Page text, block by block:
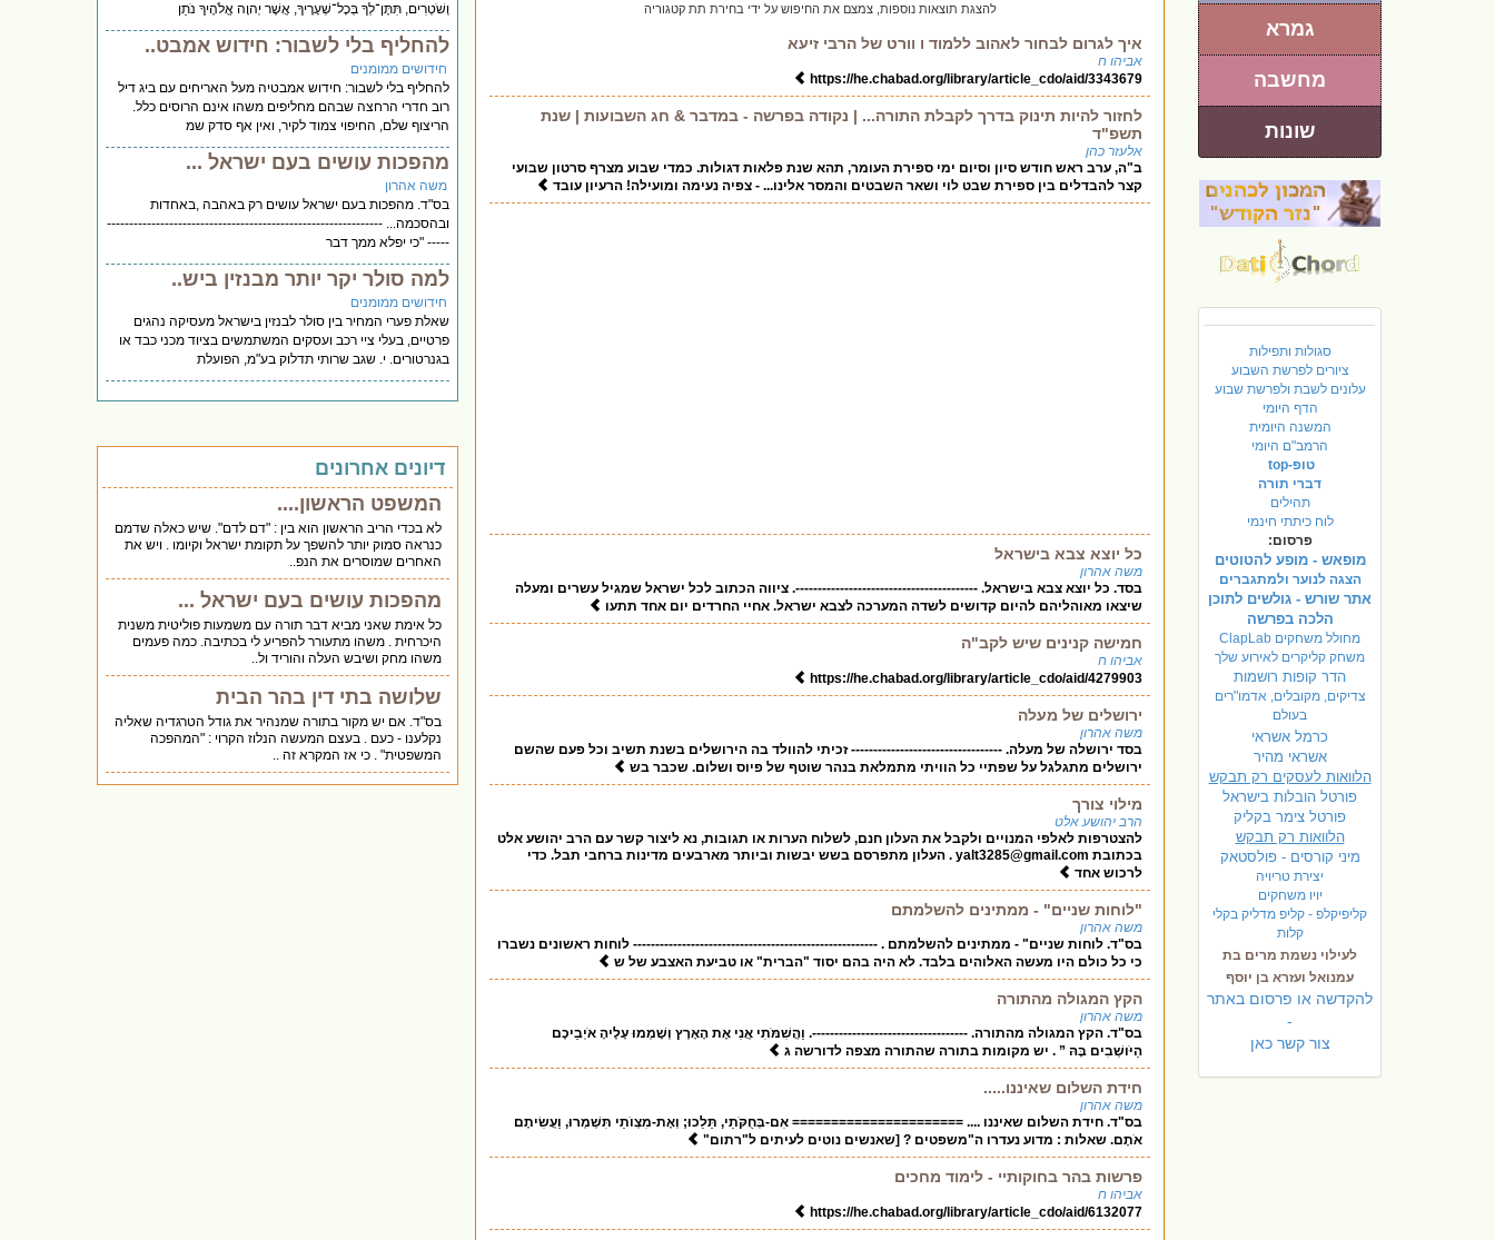
גמרא
מחשבה
שונות
סגולות ותפילות
ציורים לפרשת השבוע
עלונים לשבת ולפרשת שבוע
הדף היומי
המשנה היומית
הרמב"ם היומי
טופ-top
דברי תורה
תהילים
לוח כיתתי חינמי
פרסום:
מופאש - מופע להטוטים
הצגה לנוער ולמתגברים
אתר שורש - גולשים לתוכן
הלכה בפרשה
מחולל משחקים ClapLab
משחק קליקרים לאירוע שלך
הדר קופות רושמות
צדיקים, מקובלים, אדמו"רים
בעולם
כרמל אשראי
אשראי מהיר
הלוואות לעסקים רק תבקש
פורטל הובלות בישראל
פורטל צימר בקליק
הלוואות רק תבקש
מיני קורסים - פולסטאק
יצירת טריויה
יויו משחקים
קליפיקלפ - קליפ מדליק בקלי
קלות
לעילוי נשמת מרים בת
עמנואל ועזרא בן יוסף
להקדשה או פרסום באתר
-
צור קשר כאן
להצגת תוצאות נוספות, צמצם את החיפוש על ידי בחירת תת קטגוריה
איך לגרום לבחור לאהוב ללמוד ו וורט של הרבי זיעא
אביהו ח
https://he.chabad.org/library/article_cdo/aid/3343679
לחזור להיות תינוק בדרך לקבלת התורה... | נקודה בפרשה - במדבר & חג השבועות | שנת
תשפ"ד
אלעזר כהן
ב"ה, ערב ראש חודש סיון וסיום ימי ספירת העומר, תהא שנת פלאות דגולות. כמדי שבוע מצרף סרטון שבועי
קצר להבדלים בין ספירת שבט לוי ושאר השבטים והמסר אלינו... - צפיה נעימה ומועילה! הרעיון עובד
כל יוצא צבא בישראל
משה אהרון
בסד. כל יוצא צבא בישראל. -----------------------------------------. ציווה הכתוב לכל ישראל שמגיל עשרים ומעלה
שיצאו מאוהליהם להיום קדושים לשדה המערכה לצבא ישראל. אחיי החרדים יום אחד תתעו
חמישה קנינים שיש לקב"ה
אביהו ח
https://he.chabad.org/library/article_cdo/aid/4279903
ירושלים של מעלה
משה אהרון
בסד ירושלה של מעלה. ---------------‐---‐-------------- זכיתי להוולד בה הירושלים בשנת תשיב וכל פעם שהשם
ירושלים מתגלגל על שפתיי כל הוויתי מתמלאת בנהר שוטף של פיוס ושלום. שכבר בש
מילוי צורך
הרב יהושע אלט
להצטרפות לאלפי המנויים ולקבל את העלון חנם, לשלוח הערות או תגובות, נא ליצור קשר עם הרב יהושע אלט
בכתובת yalt3285@gmail.com . העלון מתפרסם בשש יבשות וביותר מארבעים מדינות ברחבי תבל. כדי
לרכוש אחד
"לוחות שניים" - ממתינים להשלמתם
משה אהרון
בס"ד. לוחות שניים" - ממתינים להשלמתם . ------------------------------------------------------- לוחות ראשונים נשברו
כי כל כולם היו מעשה האלוהים בלבד. לא היה בהם יסוד "הברית" או טביעת האצבע של ש
הקץ המגולה מהתורה
משה אהרון
בס"ד. הקץ המגולה מהתורה. -----------------------------------. וַהֲשִׁמֹּתִי אֲנִי אֶת הָאָרֶץ וְשָׁמְמוּ עָלֶיהָ אֹיְבֵיכֶם
הַיֹּושְׁבִים בָּהּ ” . יש מקומות בתורה שהתורה מצפה לדורשה ג
חידת השלום שאיננו.....
משה אהרון
בס"ד. חידת השלום שאיננו .... ====================== אִם-בְּחֻקֹּתַי, תֵּלֵכוּ; וְאֶת-מִצְוֺתַי תִּשְׁמְרוּ, וַעֲשִׂיתֶם
אֹתָם. שאלות : מדוע נעדרו ה"משפטים ? [שאנשים נוטים לעיתים ל"רתום"
פרשות בהר בחוקותיי - לימוד מחכים
אביהו ח
https://he.chabad.org/library/article_cdo/aid/6132077
וְשֹׁטְרִים, תִּתֶּן־לְךָ בְּכָל־שְׁעָרֶיךָ, אֲשֶׁר יְהוָה אֱלֹהֶיךָ נֹתֵן
להחליף בלי לשבור: חידוש אמבט..
חידושים ממומנים
להחליף בלי לשבור: חידוש אמבטיה מעל האריחים עם ביג דיל
רוב חדרי הרחצה שבהם מחליפים משהו אינם הרוסים כלל.
הריצוף שלם, החיפוי צמוד לקיר, ואין אף סדק שמ
מהפכות עושים בעם ישראל ...
משה אהרון
בס"ד. מהפכות בעם ישראל עושים רק באהבה ,באחדות
ובהסכמה... --------------------------------------------------------------
----- "כי יפלא ממך דבר
למה סולר יקר יותר מבנזין ביש..
חידושים ממומנים
שאלת פערי המחיר בין סולר לבנזין בישראל מעסיקה נהגים
פרטיים, בעלי ציי רכב ועסקים המשתמשים בציוד מכני כבד או
בגנרטורים. י. שגב שרותי תדלוק בע"מ, הפועלת
דיונים אחרונים
המשפט הראשון....
לא בכדי הריב הראשון הוא בין : "דם לדם". שיש כאלה שדמם
כנראה סמוק יותר להשפך על תקומת ישראל וקיומו . ויש את
האחרים שמוסרים את הנפ..
מהפכות עושים בעם ישראל ...
כל אימת שאני מביא דבר תורה עם משמעות פוליטית משנית
היכרחית . משהו מתעורר להפריע לי בכתיבה. כמה פעמים
משהו מחק ושיבש העלה והוריד ול..
שלושה בתי דין בהר הבית
בס"ד. אם יש מקור בתורה שמנהיר את גודל הטרגדיה שאליה
נקלענו - כעם . בעצם המעשה הנלוז הקרוי : "המהפכה
המשפטית" . כי אז המקרא זה ..